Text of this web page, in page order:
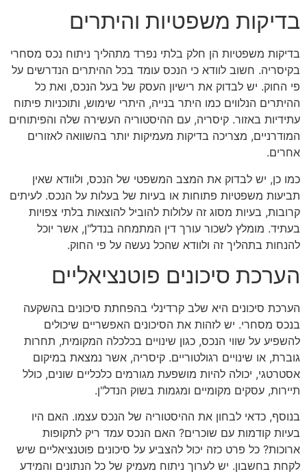
בדיקות משפטיות והיתרים
בדיקות משפטיות הן חלק בלתי נפרד מתהליך ניתוח נכס מסחרי
בקיסריה. חשוב לוודא כי הנכס עומד בכל ההיתרים הנדרשים על
פי החוק. יש לבדוק את רישיון העסק של בעל הנכס, ואת כל
ההיתרים הנלווים כמו היתר בנייה, היתרי שימוש, ותוכניות פיתוח
עתידיות באזור. קיסריה, עם ההיסטוריה העשירה שלה והפיתוחים
המודרניים, מצריכה בדיקות מעמיקות יותר בהשוואה לאזורים
אחרים.
כמו כן, יש לבדוק את המצב המשפטי של הנכס, ולוודא שאין
תביעות משפטיות פתוחות או בעיות של בעלות על הנכס. לעיתים
קרובות, בעיות מסוג זה עלולות להוביל להוצאות בלתי צפויות
בעתיד. מומלץ לשכור עורך דין המתמחה בנדל"ן, אשר יוכל
להנחות בתהליך זה ולוודא שהכל נעשה על פי החוק.
הערכת סיכונים פוטנציאליים
הערכת סיכונים היא שלב קרדינלי בהפחתת סיכונים בהשקעה
בנכס מסחרי. יש לזהות את הסיכונים האפשריים שיכולים
להשפיע על שווי הנכס, כגון שינויים בכלכלה המקומית, תחרות
גוברת, או שינויים רגולטוריים. קיסריה, אשר נמצאת במיקום
אסטרטגי, יכולה להיות מושפעת מגורמים כלכליים שונים, כולל
תיירות, עסקים מקומיים ומגמות בשוק הנדל"ן.
בנוסף, כדאי לבחון את ההיסטוריה של הנכס עצמו. האם היו
בעיות קודמות עם שוכרים? האם הנכס עמד ריק לתקופות
ארוכות? כל פרט כזה יכול להצביע על סיכונים פוטנציאליים שיש
לקחת בחשבון. יש לערוך ניתוח מעמיק של כל הנתונים והמידע